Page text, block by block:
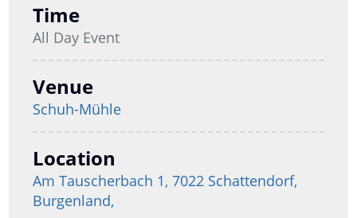
Time
All Day Event
Venue
Schuh-Mühle
Location
Am Tauscherbach 1, 7022 Schattendorf,
Burgenland,